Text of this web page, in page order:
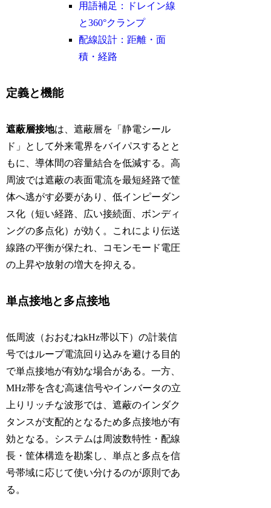
用語補足：ドレイン線
と360°クランプ
配線設計：距離・面
積・経路
定義と機能
遮蔽層接地は、遮蔽層を「静電シール
ド」として外来電界をバイパスするとと
もに、導体間の容量結合を低減する。高
周波では遮蔽の表面電流を最短経路で筐
体へ逃がす必要があり、低インピーダン
ス化（短い経路、広い接続面、ボンディ
ングの多点化）が効く。これにより伝送
線路の平衡が保たれ、コモンモード電圧
の上昇や放射の増大を抑える。
単点接地と多点接地
低周波（おおむねkHz帯以下）の計装信
号ではループ電流回り込みを避ける目的
で単点接地が有効な場合がある。一方、
MHz帯を含む高速信号やインバータの立
上りリッチな波形では、遮蔽のインダク
タンスが支配的となるため多点接地が有
効となる。システムは周波数特性・配線
長・筐体構造を勘案し、単点と多点を信
号帯域に応じて使い分けるのが原則であ
る。